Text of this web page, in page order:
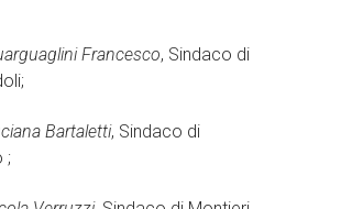
Francesco, Sindaco di
Bartaletti, Sindaco di
;